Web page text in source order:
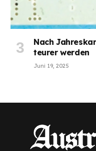
Nach
teurer werden
Juni 19, 2025